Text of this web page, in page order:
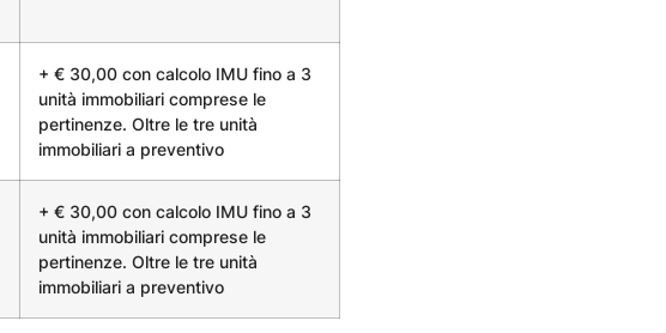
+ € 30,00 con calcolo IMU fino a 3
unità immobiliari comprese le
pertinenze. Oltre le tre unità
immobiliari a preventivo
+ € 30,00 con calcolo IMU fino a 3
unità immobiliari comprese le
pertinenze. Oltre le tre unità
immobiliari a preventivo